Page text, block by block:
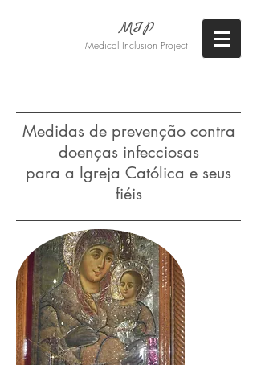
MIP
Medical Inclusion Project
Medidas de prevenção contra
doenças infecciosas
para a Igreja Católica e seus
fiéis